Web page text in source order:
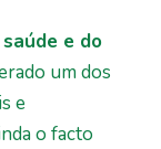
e do
um dos
e
o facto